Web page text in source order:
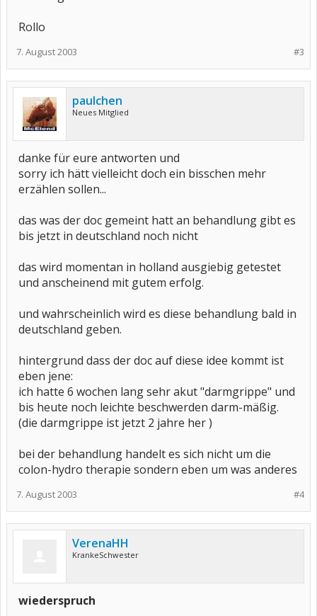
Rollo
#3
7. August 2003
paulchen
Neues Mitglied
danke für eure antworten und
sorry ich hätt vielleicht doch ein bisschen mehr
erzählen sollen...
das was der doc gemeint hatt an behandlung gibt es
bis jetzt in deutschland noch nicht
das wird momentan in holland ausgiebig getestet
und anscheinend mit gutem erfolg.
und wahrscheinlich wird es diese behandlung bald in
deutschland geben.
hintergrund dass der doc auf diese idee kommt ist
eben jene:
ich hatte 6 wochen lang sehr akut "darmgrippe" und
bis heute noch leichte beschwerden darm-mäßig.
(die darmgrippe ist jetzt 2 jahre her )
bei der behandlung handelt es sich nicht um die
colon-hydro therapie sondern eben um was anderes
#4
7. August 2003
VerenaHH
KrankeSchwester
wiederspruch